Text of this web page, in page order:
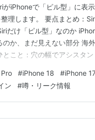
がiPhoneで「ピル型」に表
理します。 要点まとめ：
だけ「ピル型」なのか
のか、まだ見えない部分 海
こと：穴の幅でアシスタ
画面上部のDynamic …
#iPhone 18 #iPhone
ン #噂・リーク情報